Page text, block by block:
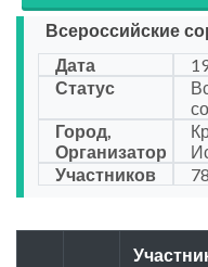
Всероссийские
Дата
Статус
Город,
Организатор
Участников
78